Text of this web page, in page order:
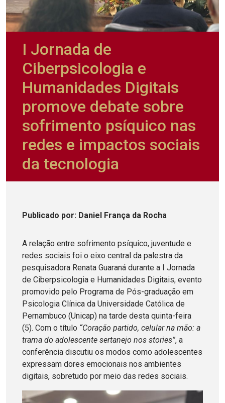
I Jornada de
Ciberpsicologia e
Humanidades Digitais
promove debate sobre
sofrimento psíquico nas
redes e impactos sociais
da tecnologia
Publicado por: Daniel França da Rocha
A relação entre sofrimento psíquico, juventude e
redes sociais foi o eixo central da palestra da
pesquisadora Renata Guaraná durante a I Jornada
de Ciberpsicologia e Humanidades Digitais, evento
promovido pelo Programa de Pós-graduação em
Psicologia Clínica da Universidade Católica de
Pernambuco (Unicap) na tarde desta quinta-feira
(5). Com o título “Coração partido, celular na mão: a
trama do adolescente sertanejo nos stories”, a
conferência discutiu os modos como adolescentes
expressam dores emocionais nos ambientes
digitais, sobretudo por meio das redes sociais.